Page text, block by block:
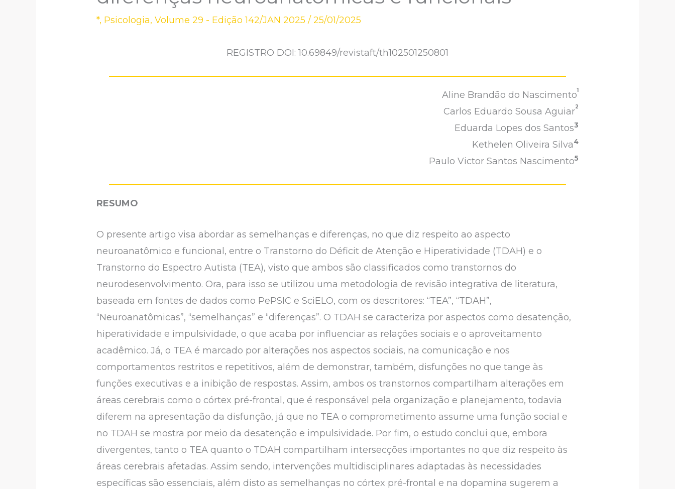
*, Psicologia,Volume 29 - Edição 142/JAN 2025 /25/01/2025
REGISTRO DOI: 10.69849/revistaft/th102501250801
Aline Brandão do Nascimento1
Carlos Eduardo Sousa Aguiar2
Eduarda Lopes dos Santos3
Kethelen Oliveira Silva4
Paulo Victor Santos Nascimento5
RESUMO
O presente artigo visa abordar as semelhanças e diferenças, no que diz respeito ao aspecto
neuroanatômico e funcional, entre o Transtorno do Déficit de Atenção e Hiperatividade (TDAH) e o
Transtorno do Espectro Autista (TEA), visto que ambos são classificados como transtornos do
neurodesenvolvimento. Ora, para isso se utilizou uma metodologia de revisão integrativa de literatura,
baseada em fontes de dados como PePSIC e SciELO, com os descritores: “TEA”, “TDAH”,
“Neuroanatômicas”, “semelhanças” e “diferenças”. O TDAH se caracteriza por aspectos como desatenção,
hiperatividade e impulsividade, o que acaba por influenciar as relações sociais e o aproveitamento
acadêmico. Já, o TEA é marcado por alterações nos aspectos sociais, na comunicação e nos
comportamentos restritos e repetitivos, além de demonstrar, também, disfunções no que tange às
funções executivas e a inibição de respostas. Assim, ambos os transtornos compartilham alterações em
áreas cerebrais como o córtex pré-frontal, que é responsável pela organização e planejamento, todavia
diferem na apresentação da disfunção, já que no TEA o comprometimento assume uma função social e
no TDAH se mostra por meio da desatenção e impulsividade. Por fim, o estudo conclui que, embora
divergentes, tanto o TEA quanto o TDAH compartilham intersecções importantes no que diz respeito às
áreas cerebrais afetadas. Assim sendo, intervenções multidisciplinares adaptadas às necessidades
específicas são essenciais, além disto as semelhanças no córtex pré-frontal e na dopamina sugerem a